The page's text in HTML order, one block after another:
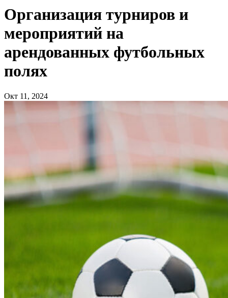
Организация турниров и
мероприятий на
арендованных футбольных
полях
Окт 11, 2024